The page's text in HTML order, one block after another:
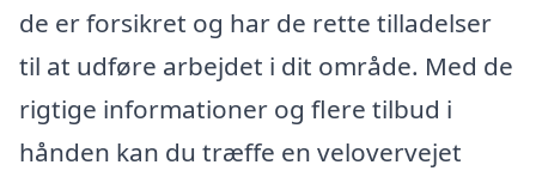
de er forsikret og har de rette tilladelser
til at udføre arbejdet i dit område. Med de
rigtige informationer og flere tilbud i
hånden kan du træffe en velovervejet